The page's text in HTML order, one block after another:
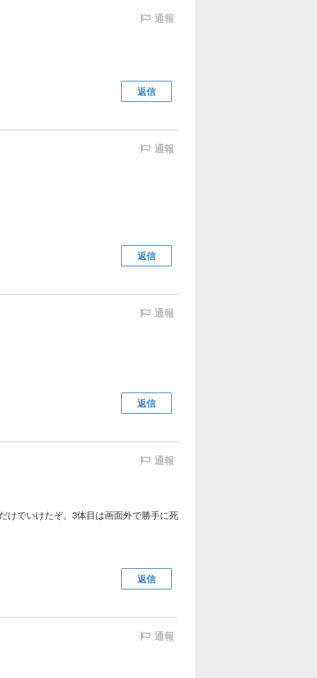
通報
返信
通報
返信
通報
返信
通報
けでいけたぞ。3体目は画面外で勝手に死
返信
通報